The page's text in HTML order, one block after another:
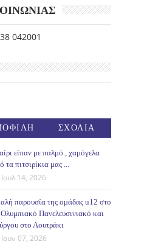
042001
ΣΧΟΛΙΑ
είπαν με παλμό , χαμόγελα
τα πιτσιρίκια μας ...
Ιουλ 14, 2026
παρουσία της ομάδας u12 στο
Πανελευσινιακό και
στο Λουτράκι
Ιουν 07, 2026